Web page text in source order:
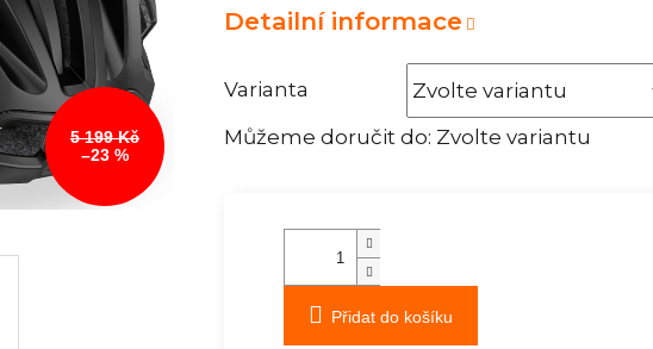
5 199 Kč
–23 %
Varianta
Můžeme doručit do: Zvolte variantu
Detailní informace
Přidat do košíku